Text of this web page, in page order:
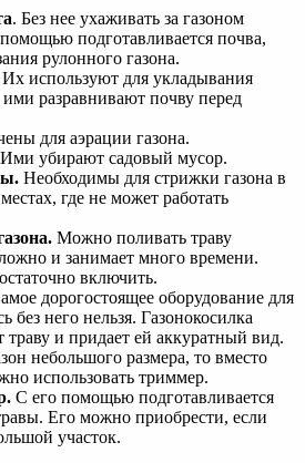
. Без нее ухаживать за газоном
подготавливается почва,
рулонного газона.
Их используют для укладывания
ими разравнивают почву перед
для аэрации газона.
Ими убирают садовый мусор.
Необходимы для стрижки газона в
где не может работать
Можно поливать траву
и занимает много времени.
включить.
дорогостоящее оборудование для
без него нельзя. Газонокосилка
траву и придает ей аккуратный вид.
небольшого размера, то вместо
использовать триммер.
С его помощью подготавливается
Его можно приобрести, если
участок.